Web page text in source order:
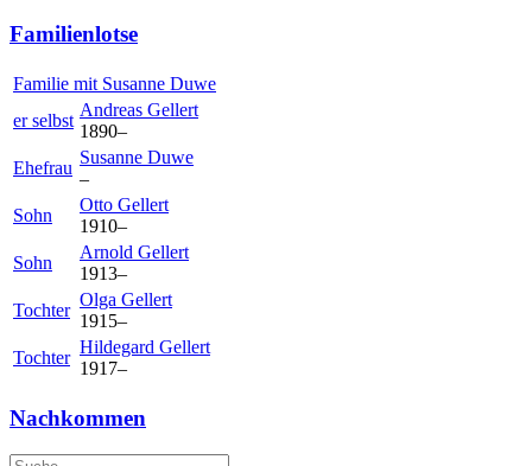
Familienlotse
Familie mit Susanne Duwe
er selbst
Andreas Gellert
1890–
Ehefrau
Susanne Duwe
–
Sohn
Otto Gellert
1910–
Sohn
Arnold Gellert
1913–
Tochter
Olga Gellert
1915–
Tochter
Hildegard Gellert
1917–
Nachkommen